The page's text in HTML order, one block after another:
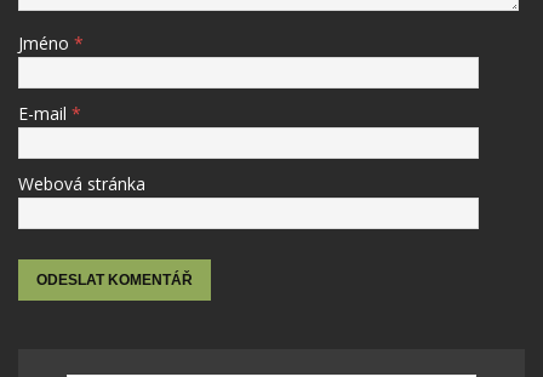
Jméno *
E-mail *
Webová stránka